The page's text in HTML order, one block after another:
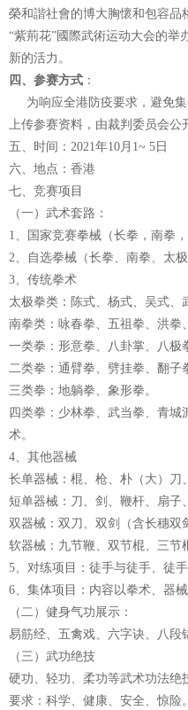
榮和諧社會的博大胸懷和包容品
“紫荊花”國際武術运动大会的
新的活力。
四、参赛方式 ：
为响应全港防疫要求，避免集
上传参赛资料，由裁判委员会公
五、时间：2021年10月1~ 5日
六、地点：香港
七、竞赛项目
（一）武术套路：
1、国家竞赛拳械（长拳，南拳
2、自选拳械（长拳、南拳、太
3、传统拳术
太极拳类：陈式、杨式、吴式
南拳类：咏春拳、五祖拳、洪拳
一类拳：形意拳、八卦掌、八极
二类拳：通臂拳、劈挂拳、翻子
三类拳：地躺拳、象形拳。
四类拳：少林拳、武当拳、青
术。
4、其他器械
长单器械：棍、枪、朴（大）刀
短单器械：刀、剑、鞭杆、扇
双器械：双刀、双剑（含长穗双
软器械：九节鞭、双节棍、三节
5、对练项目：徒手与徒手、徒
6、集体项目：内容以拳术、器
（二）健身气功展示：
易筋经、五禽戏、六字诀、八段
（三）武功绝技
硬功、轻功、柔功等武术功法绝
要求：科学、健康、安全、惊险。